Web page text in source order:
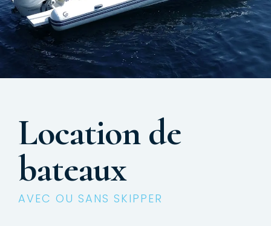
Location de
bateaux
AVEC OU SANS SKIPPER